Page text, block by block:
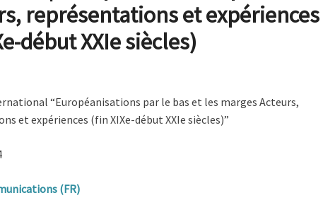
représentations et expériences
début XXIe siècles)
“Européanisations par le bas et les marges Acteurs,
et expériences (fin XIXe-début XXIe siècles)”
(FR)